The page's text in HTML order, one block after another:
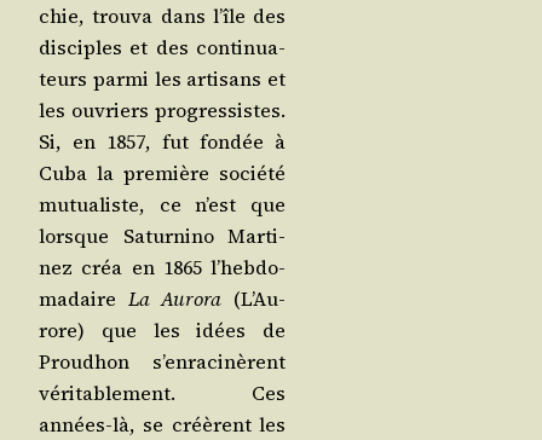
chie, trou­va dans l’île des
dis­ciples et des conti­nua­
teurs par­mi les arti­sans et
les ouvriers pro­gres­sistes.
Si, en 1857, fut fon­dée à
Cuba la pre­mière socié­té
mutua­liste, ce n’est que
lorsque Satur­ni­no Mar­ti­
nez créa en 1865 l’heb­do­
ma­daire La Auro­ra (L’Au­
rore) que les idées de
Prou­dhon s’en­ra­ci­nèrent
véri­ta­ble­ment. Ces
années-là, se créèrent les